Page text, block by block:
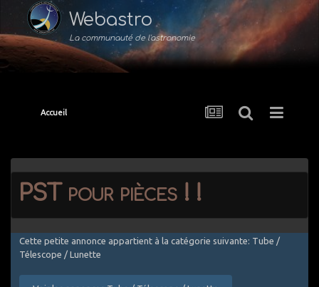
Webastro
La communauté de l'astronomie
Accueil
PST pour pièces ! !
Cette petite annonce appartient à la catégorie suivante: Tube /
Télescope / Lunette